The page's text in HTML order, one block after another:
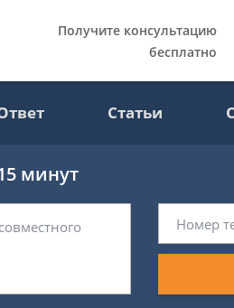
Получите консультацию
бесплатно
Статьи
минут